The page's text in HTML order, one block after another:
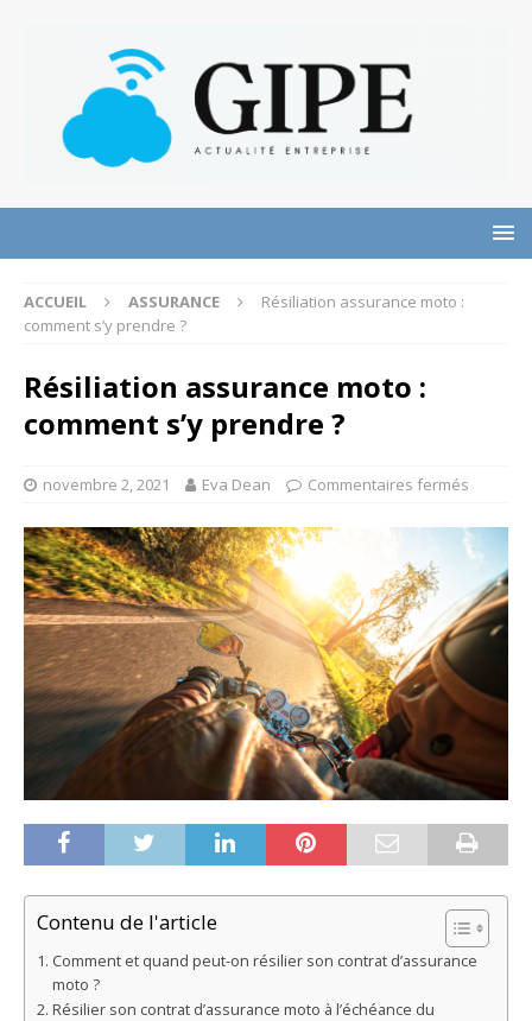
ACCUEIL ASSURANCE
Résiliation assurance moto :
comment s’y prendre ?
Résiliation assurance moto :
comment s’y prendre ?
novembre 2, 2021 Eva Dean Commentaires fermés
Contenu de l'article
Comment et quand peut-on résilier son contrat d’assurance
moto ?
Résilier son contrat d’assurance moto à l’échéance du